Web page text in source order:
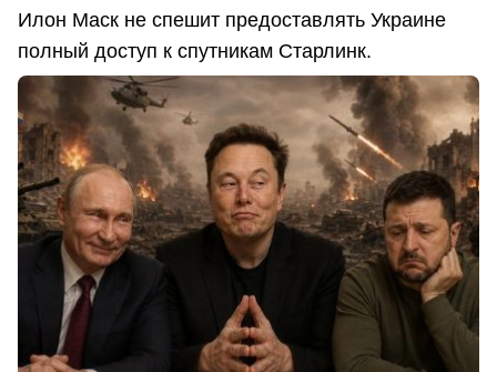
Илон Маск не спешит предоставлять Украине
полный доступ к спутникам Старлинк.